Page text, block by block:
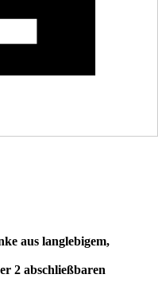
aus langlebigem,
2 abschließbaren